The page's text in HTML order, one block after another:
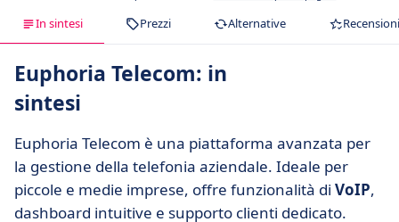
In sintesi Prezzi Alternative Recensioni
Euphoria Telecom: in
sintesi
Euphoria Telecom è una piattaforma avanzata per
la gestione della telefonia aziendale. Ideale per
piccole e medie imprese, offre funzionalità di VoIP,
dashboard intuitive e supporto clienti dedicato.